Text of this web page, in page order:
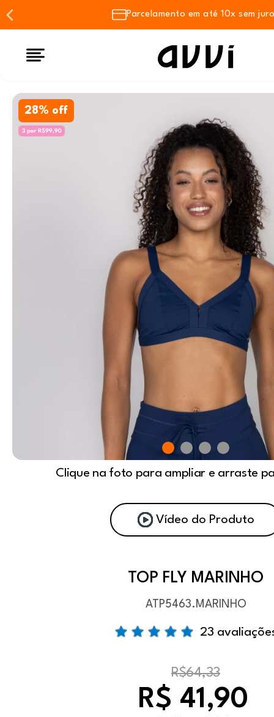
Parcelamento em até 10x sem
28% off
Clique na foto para ampliar e arraste
Vídeo do Produto
TOP FLY MARINHO
ATP5463.MARINHO
23
R$64,33
R$ 41,90